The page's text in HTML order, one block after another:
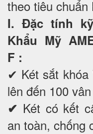
theo tiêu chuẩn
I. Đặc tính
Khẩu Mỹ
F :
✔ Két sắt
lên đến 100
✔ Két có kết
an toàn, chống